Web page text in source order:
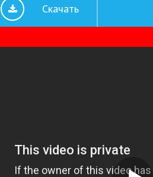
Скачать